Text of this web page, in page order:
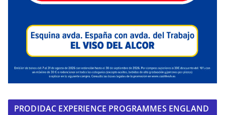
PRODIDAC EXPERIENCE PROGRAMMES ENGLAND